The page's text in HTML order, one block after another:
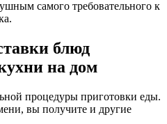
самого требовательного к
блюд
на дом
процедуры приготовки еды.
вы получите и другие